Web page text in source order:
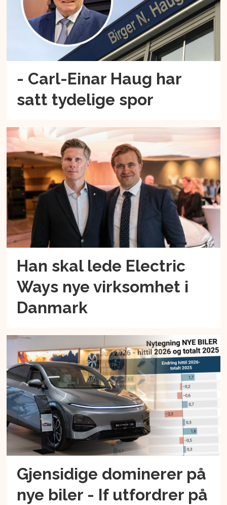
- Carl-Einar Haug har
satt tydelige spor
Han skal lede Electric
Ways nye virksomhet i
Danmark
Gjensidige dominerer på
nye biler - If utfordrer på